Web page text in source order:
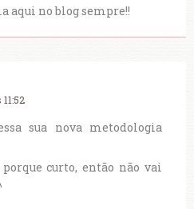
aqui no blog sempre!!
sua nova metodologia
curto, então não vai